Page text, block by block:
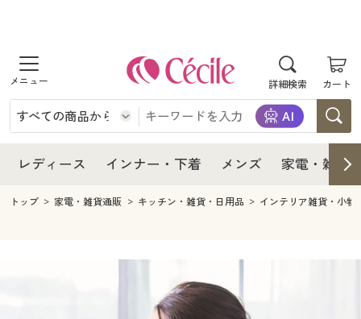
詳細検索 カート
商品を探す
レディース
レディースファッション
インナー・下着
インナー・下着通販すべて
メンズ
レディース インナー・下着 メンズ 家電・雑貨
レディース
レディース通販すべて
レディースファッション
インナー・下着
インナー・下着通販すべて
メンズ
寝具・インテリア・家具通販すべて
トップ 家電・雑貨通販 キッチン・雑貨・日用品 インテリア雑貨・小物